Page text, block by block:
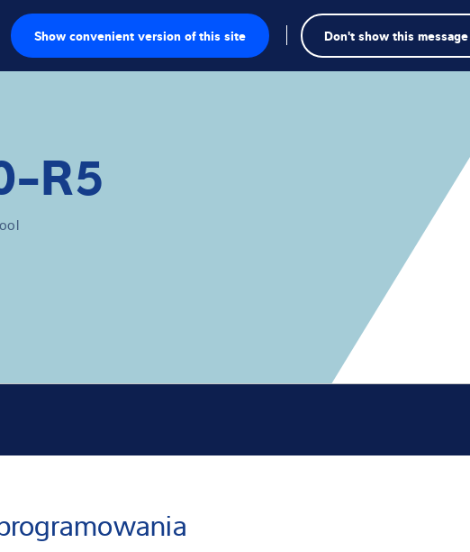
Show convenient version of this site Don't show this
w zakresie inspekcji
indywidualne
R5